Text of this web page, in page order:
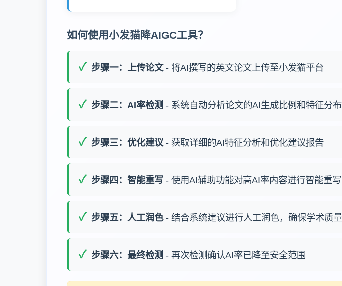
如何使用小发猫降AIGC工具？
步骤一：上传论文- 将AI撰写的英文论文上传至小发猫平台
步骤二：AI率检测 - 系统自动分析论文的AI生成比例和特征分布
步骤三：优化建议 - 获取详细的AI特征分析和优化建议报告
步骤四：智能重写 - 使用AI辅助功能对高AI率内容进行智能重写
步骤五：人工润色- 结合系统建议进行人工润色，确保学术质量
步骤六：最终检测 - 再次检测确认AI率已降至安全范围